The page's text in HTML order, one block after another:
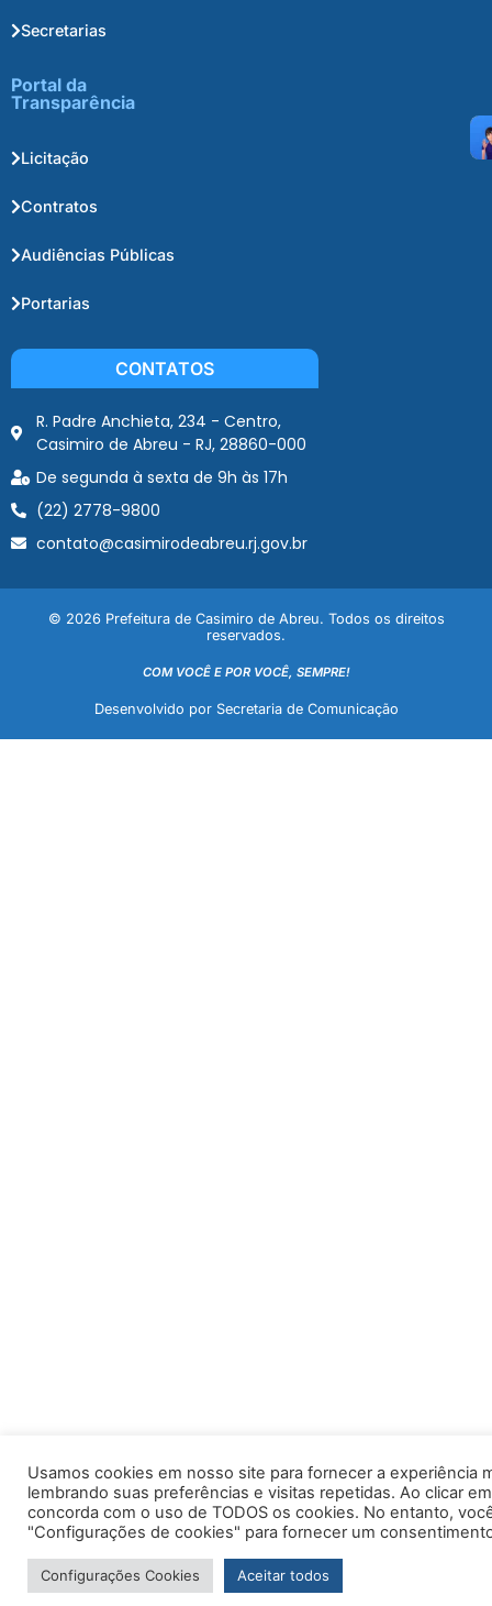
Secretarias
Portal da
Transparência
Licitação
Contratos
Audiências Públicas
Portarias
CONTATOS
R. Padre Anchieta, 234 - Centro,
Casimiro de Abreu - RJ, 28860-000
De segunda à sexta de 9h às 17h
(22) 2778-9800
contato@casimirodeabreu.rj.gov.br
© 2026 Prefeitura de Casimiro de Abreu. Todos os direitos
reservados.
COM VOCÊ E POR VOCÊ, SEMPRE!
Desenvolvido por Secretaria de Comunicação
Usamos cookies em nosso site para fornecer a experiência
lembrando suas preferências e visitas repetidas. Ao clicar
concorda com o uso de TODOS os cookies. No entanto,
"Configurações de cookies" para fornecer um
Configurações Cookies Aceitar todos